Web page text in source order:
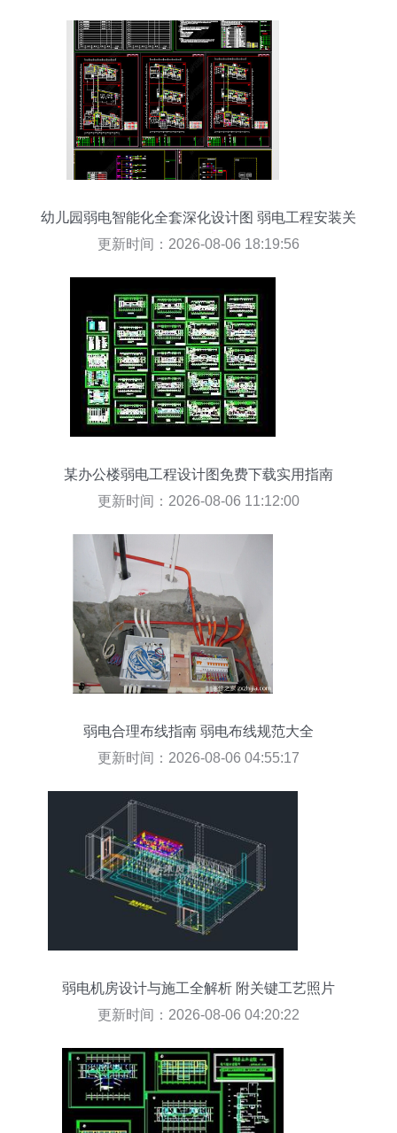
幼儿园弱电智能化全套深化设计图 弱电工程安装关
键指南
更新时间：2026-08-06 18:19:56
某办公楼弱电工程设计图免费下载实用指南
更新时间：2026-08-06 11:12:00
弱电合理布线指南 弱电布线规范大全
更新时间：2026-08-06 04:55:17
弱电机房设计与施工全解析 附关键工艺照片
更新时间：2026-08-06 04:20:22